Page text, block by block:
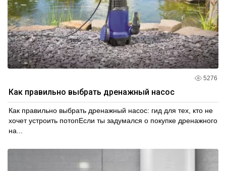
5276
Как правильно выбрать дренажный насос
Как правильно выбрать дренажный насос: гид для тех, кто не
хочет устроить потопЕсли ты задумался о покупке дренажного
на...